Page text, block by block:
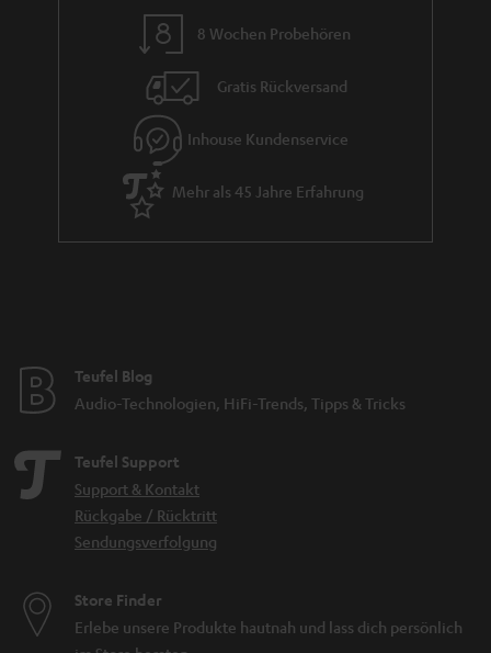
8 Wochen Probehören
Gratis Rückversand
Inhouse Kundenservice
Mehr als 45 Jahre Erfahrung
Teufel Blog
Audio-Technologien, HiFi-Trends, Tipps & Tricks
Teufel Support
Support & Kontakt
Rückgabe / Rücktritt
Sendungsverfolgung
Store Finder
Erlebe unsere Produkte hautnah und lass dich persönlich